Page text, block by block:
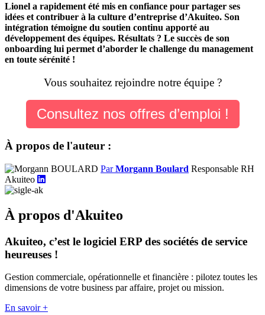
Lionel a rapidement été mis en confiance pour partager ses
idées et contribuer à la culture d’entreprise d’Akuiteo. Son
intégration témoigne du soutien continu apporté au
développement des équipes. Résultats ? Le succès de son
onboarding lui permet d’aborder le challenge du management
en toute sérénité !
Vous souhaitez rejoindre notre équipe ?
Consultez nos offres d’emploi !
À propos de l'auteur :
ParMorgann Boulard Responsable RH
Akuiteo
À propos d'Akuiteo
Akuiteo, c’est le logiciel ERP des sociétés de service
heureuses !
Gestion commerciale, opérationnelle et financière : pilotez toutes les
dimensions de votre business par affaire, projet ou mission.
En savoir +